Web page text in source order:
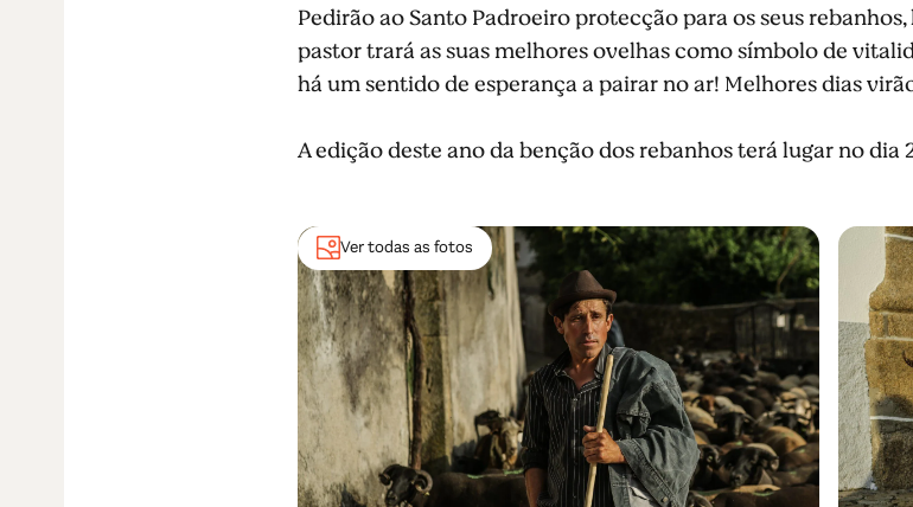
Pedirão ao Santo Padroeiro protecção para os seus
pastor trará as suas melhores ovelhas como símbolo de
há um sentido de esperança a pairar no ar! Melhores dias
A edição deste ano da benção dos rebanhos terá lugar no dia
Ver todas as fotos